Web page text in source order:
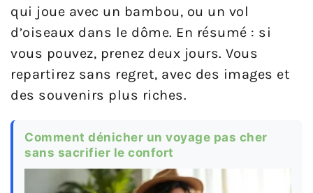
qui joue avec un bambou, ou un vol
d’oiseaux dans le dôme. En résumé : si
vous pouvez, prenez deux jours. Vous
repartirez sans regret, avec des images et
des souvenirs plus riches.
Comment dénicher un voyage pas cher
sans sacrifier le confort